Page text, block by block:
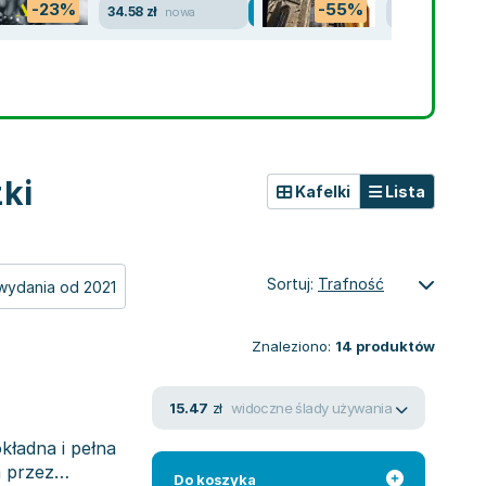
-23% 34.58 zł nowa -55%
od 2021
Kafelki Lista
Sortuj: Trafność
Znaleziono: 14 produktów
i pełna
przez
15.47 zł widoczne ślady używania
Do koszyka